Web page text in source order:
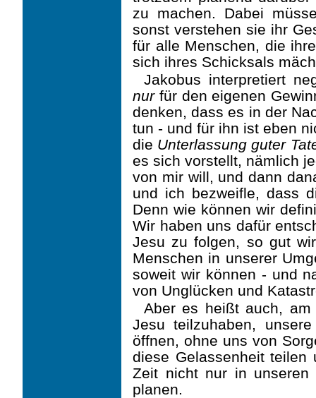
zu machen. Dabei
sonst verstehen sie ihr
für alle Menschen, die
sich ihres Schicksals
Jakobus interpretiert
nurfür den eigenen
denken, dass es in der
tun - und für ihn ist eben
die Unterlassung guter
es sich vorstellt, nämlich
von mir will, und dann
und ich bezweifle, dass
Denn wie können wir
Wir haben uns dafür
Jesu zu folgen, so gut
Menschen in unserer
soweit wir können - und
von Unglücken und
Aber es heißt auch, am
Jesu teilzuhaben,
öffnen, ohne uns von
diese Gelassenheit
Zeit nicht nur in unseren
planen.